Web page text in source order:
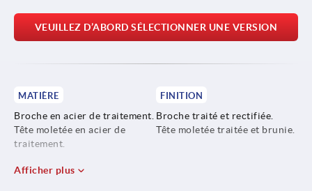
VEUILLEZ D’ABORD SÉLECTIONNER UNE VERSION
MATIÈRE
Broche en acier de traitement.
Tête moletée en acier de
traitement.
FINITION
Broche traité et rectifiée.
Tête moletée traitée et brunie.
Afficher plus